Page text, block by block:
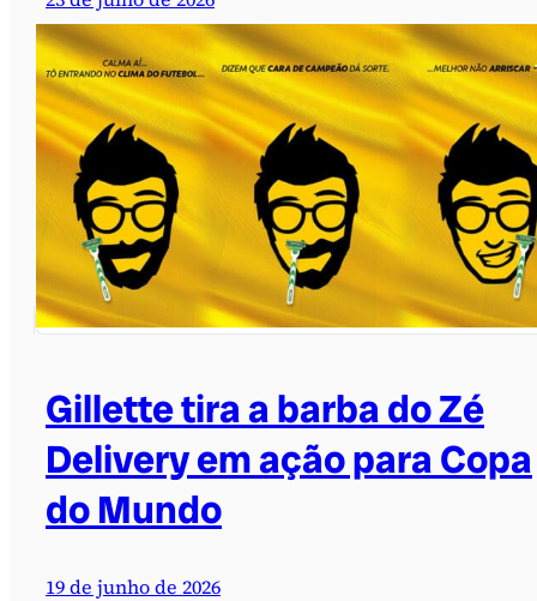
Gillette tira a barba do Zé
Delivery em ação para Copa
do Mundo
19 de junho de 2026